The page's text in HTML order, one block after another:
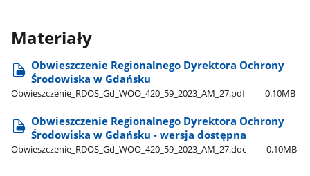
Materiały
Obwieszczenie Regionalnego Dyrektora Ochrony
Środowiska w Gdańsku
Obwieszczenie​_RDOS​_Gd​_WOO​_420​_59​_2023​_AM​_27.pdf 0.10MB
Obwieszczenie Regionalnego Dyrektora Ochrony
Środowiska w Gdańsku - wersja dostępna
Obwieszczenie​_RDOS​_Gd​_WOO​_420​_59​_2023​_AM​_27.doc 0.10MB